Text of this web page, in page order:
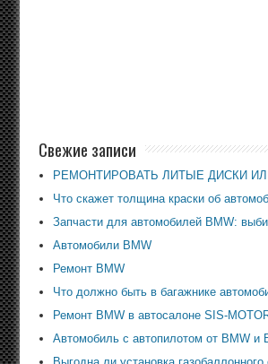
Свежие записи
РЕМОНТИРОВАТЬ ЛИТЫЕ ДИСКИ
Что скажет толщина краски об
Запчасти для автомобилей BMW:
Автомобили BMW
Ремонт BMW
Что должно быть в багажнике
Ремонт BMW в автосалоне SIS-
Автомобиль с автопилотом от BMW и